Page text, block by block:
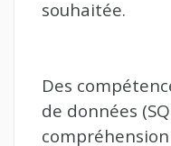
souhaitée.
Des
de données
compréhension